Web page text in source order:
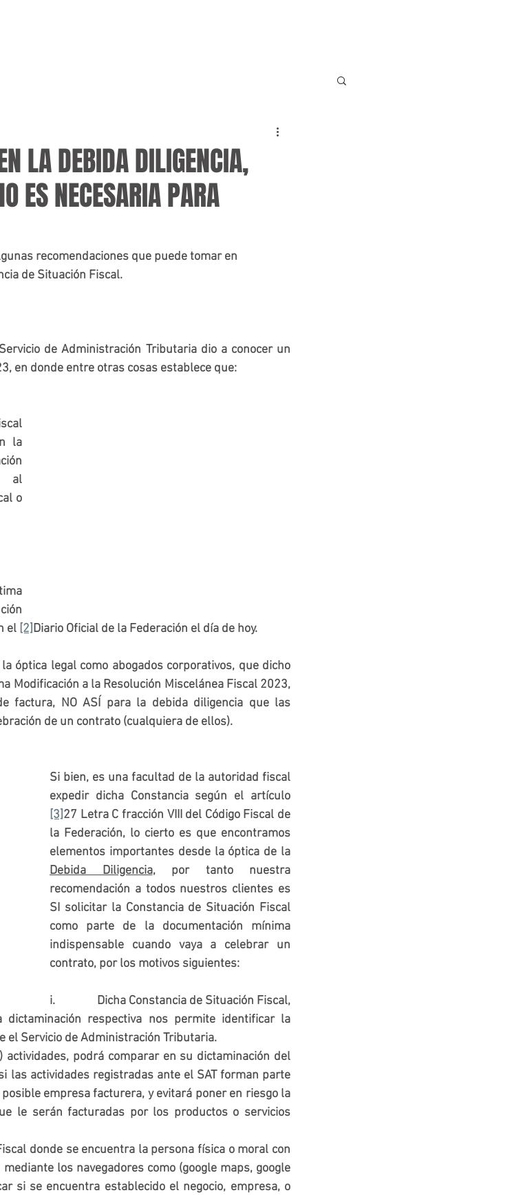
LA DEBIDA DILIGENCIA,
ES NECESARIA PARA
recomendaciones que puede tomar en
de Situación Fiscal.
de Administración Tributaria dio a conocer un
en donde entre otras cosas establece que:
la
al
o
el [2]Diario Oficial de la Federación el día de hoy.
óptica legal como abogados corporativos, que dicho
Modificación a la Resolución Miscelánea Fiscal 2023,
factura, NO ASÍ para la debida diligencia que las
de un contrato (cualquiera de ellos).
Si bien, es una facultad de la autoridad fiscal
[3]27 Letra C fracción VIII del Código Fiscal de
la Federación, lo cierto es que encontramos
Debida Diligencia, por tanto nuestra
SI solicitar la Constancia de Situación Fiscal
como parte de la documentación mínima
indispensable cuando vaya a celebrar un
contrato, por los motivos siguientes:
i.               Dicha Constancia de Situación Fiscal,
respectiva nos permite identificar la
el Servicio de Administración Tributaria.
podrá comparar en su dictaminación del
las actividades registradas ante el SAT forman parte
empresa facturera, y evitará poner en riesgo la
le serán facturadas por los productos o servicios
donde se encuentra la persona física o moral con
los navegadores como (google maps, google
si se encuentra establecido el negocio, empresa, o